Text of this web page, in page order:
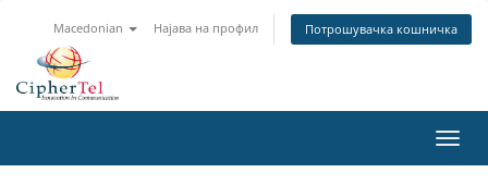
Macedonian Најава на профил Потрошувачка кошничка
ја